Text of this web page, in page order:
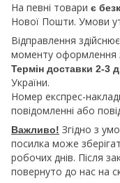
На певні товари є
Нової Пошти. Умови
Відправлення
моменту оформлення
Термін доставки 2-3
України.
Номер експрес-
повідомленні або
Важливо! Згідно з
посилка може
робочих днів. Після
повернуто до нас на